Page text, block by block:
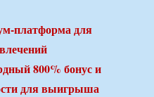
платформа для
800% бонус и
для выигрыша